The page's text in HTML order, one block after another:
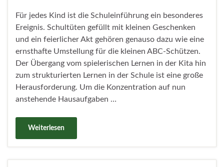
Für jedes Kind ist die Schuleinführung ein besonderes
Ereignis. Schultüten gefüllt mit kleinen Geschenken
und ein feierlicher Akt gehören genauso dazu wie eine
ernsthafte Umstellung für die kleinen ABC-Schützen.
Der Übergang vom spielerischen Lernen in der Kita hin
zum strukturierten Lernen in der Schule ist eine große
Herausforderung. Um die Konzentration auf nun
anstehende Hausaufgaben …
Weiterlesen